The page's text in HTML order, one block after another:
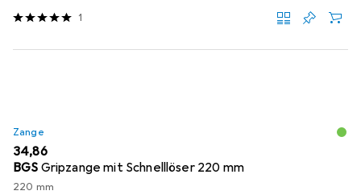
1
Zange
EUR
34,86
BGS Gripzange mit Schnelllöser 220 mm
220 mm